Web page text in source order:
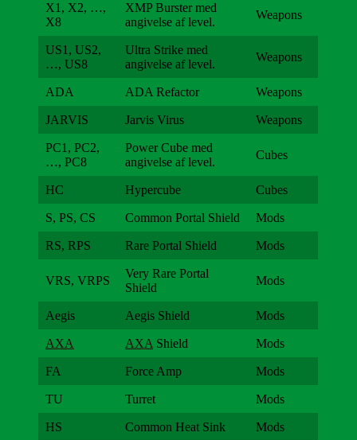
X1, X2, …,
X8
XMP Burster med
angivelse af level.
Weapons
US1, US2,
…, US8
Ultra Strike med
angivelse af level.
Weapons
ADA ADA Refactor Weapons
JARVIS Jarvis Virus Weapons
PC1, PC2,
…, PC8
Power Cube med
angivelse af level.
Cubes
HC Hypercube Cubes
S, PS, CS Common Portal Shield Mods
RS, RPS Rare Portal Shield Mods
VRS, VRPS
Very Rare Portal
Shield
Mods
Aegis Aegis Shield Mods
AXA AXA Shield Mods
FA Force Amp Mods
TU Turret Mods
HS Common Heat Sink Mods